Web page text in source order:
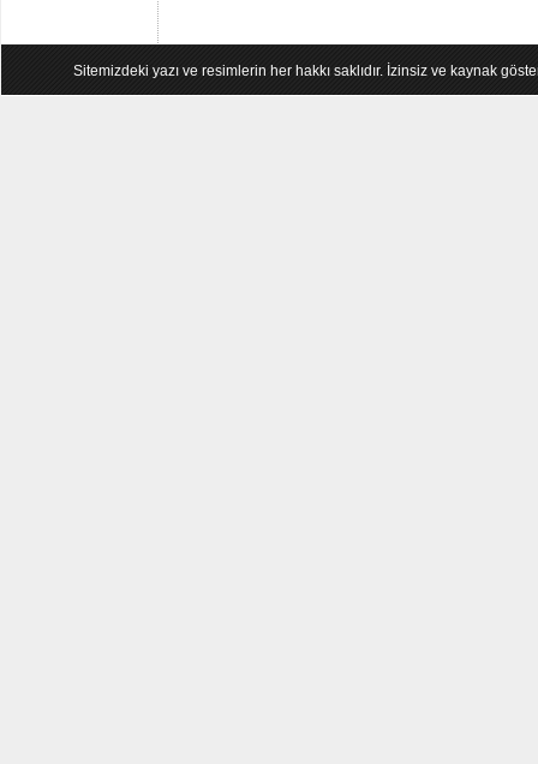
Sitemizdeki yazı ve resimlerin her hakkı saklıdır. İzinsiz ve kaynak